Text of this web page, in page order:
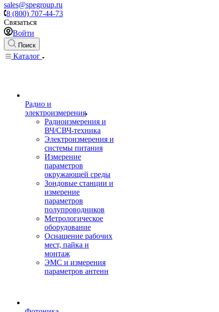
sales@spegroup.ru
8 (800) 707-44-73
Связаться
Войти
Поиск
Каталог
Радио и
электроизмерения
Радиоизмерения и
ВЧ/СВЧ-техника
Электроизмерения и
системы питания
Измерение
параметров
окружающей среды
Зондовые станции и
измерение
параметров
полупроводников
Метрологическое
оборудование
Оснащение рабочих
мест, пайка и
монтаж
ЭМС и измерения
параметров антенн